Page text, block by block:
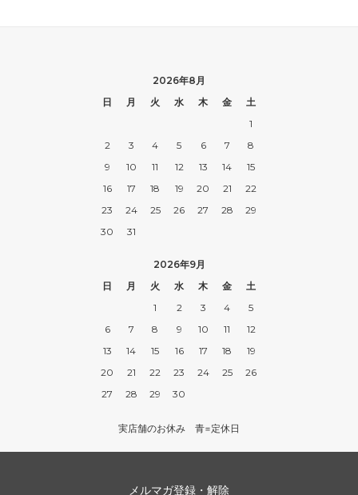
2026年8月
日
月 火 水 木 金
土
1
2
3 4 5 6 7
8
9
10 11 12 13 14
15
16
17 18 19 20 21
22
23
24 25 26 27 28
29
30
31
2026年9月
日
月 火 水 木 金
土
1
2 3 4
5
6
7 8 9 10 11
12
13
14 15 16 17 18
19
20
21 22 23 24 25
26
27
28 29 30
実店舗のお休み 青=定休日
メルマガ登録・解除